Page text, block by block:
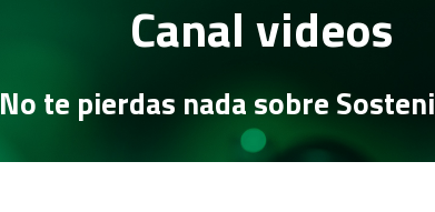
Canal videos
No te pierdas nada sobre